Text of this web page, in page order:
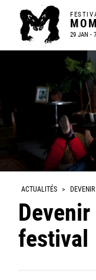
29 JAN -
ACTUALITÉS >
festival